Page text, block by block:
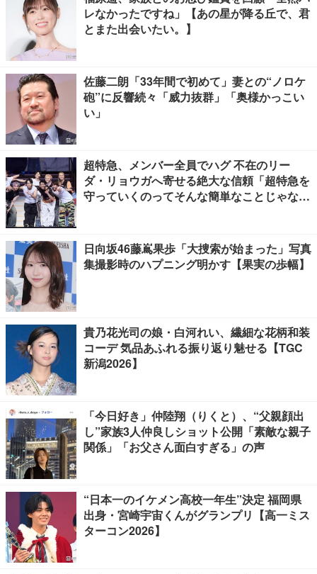
レなかったですね」【あの星が降る丘で、君
とまた出会いたい。】
佐藤二朗「33年間で初めて」妻との“ノロケ
砲”に反響続々「威力抜群」「奥様かっこい
い」
超特急、メンバー全員でハグ 不在のリー
ダ・リョウガへ寄せる絶大な信頼「超特急を
守っていくのってそんな簡単なことじゃな
日向坂46藤嶌果歩「大捜索が始まった」写真
集撮影時のハプニング明かす【果実の歩幅】
貴乃花光司の娘・白河れい、繊細な花柄和装
コーデ 気品あふれる振り返り魅せる【TGC
新潟2026】
「今日好き」仲陸翔（りくと）、“父親顔出
し”家族3人仲良しショット公開「素敵な親子
関係」「お父さん面白すぎる」の声
“日本一のイケメン高校一年生”決定 福岡県
出身・宮崎宇宙くんがグランプリ【高一ミス
ターコン2026】